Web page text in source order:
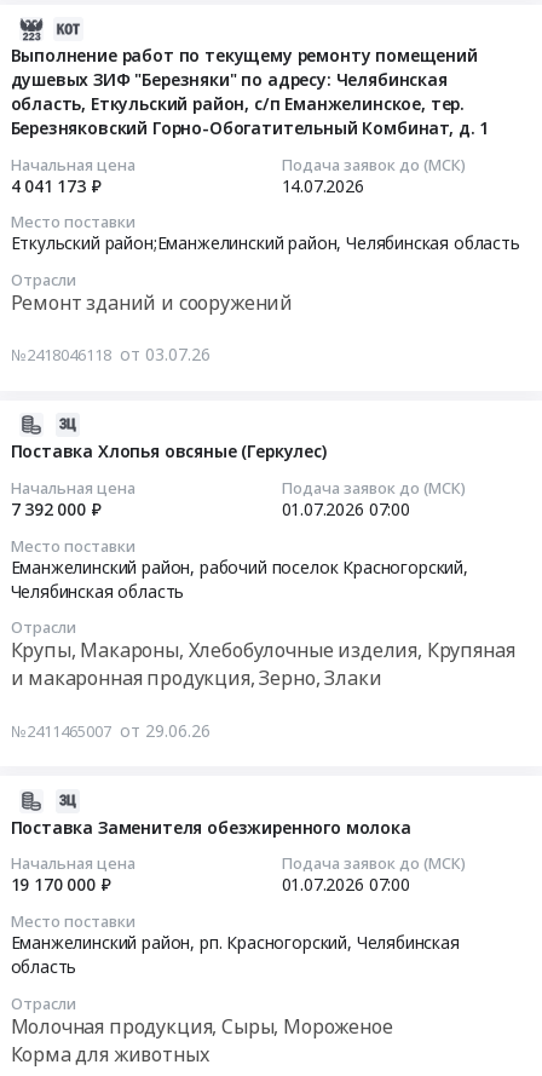
0,51,59-
0,51,59-
0,51,59-
Выполнение работ по текущему ремонту помещений
душевых ЗИФ "Березняки" по адресу: Челябинская
область, Еткульский район, с/п Еманжелинское, тер.
Березняковский Горно-Обогатительный Комбинат, д. 1
Начальная цена
4 041 173 ₽
Подача заявок до (МСК)
14.07.2026
Место поставки
Еткульский район;Еманжелинский район,Челябинская область
Отрасли
Ремонт зданий и сооружений
№2418046118 от 03.07.26
Поставка Хлопья овсяные (Геркулес)
Начальная цена
7 392 000 ₽
Подача заявок до (МСК)
01.07.2026 07:00
Место поставки
Еманжелинский район, рабочий поселок Красногорский,
Челябинская область
Отрасли
Крупы, Макароны, Хлебобулочные изделия, Крупяная
и макаронная продукция, Зерно, Злаки
№2411465007 от 29.06.26
Поставка Заменителя обезжиренного молока
Начальная цена
19 170 000 ₽
Подача заявок до (МСК)
01.07.2026 07:00
Место поставки
Еманжелинский район, рп. Красногорский, Челябинская
область
Отрасли
Молочная продукция, Сыры, Мороженое
Корма для животных